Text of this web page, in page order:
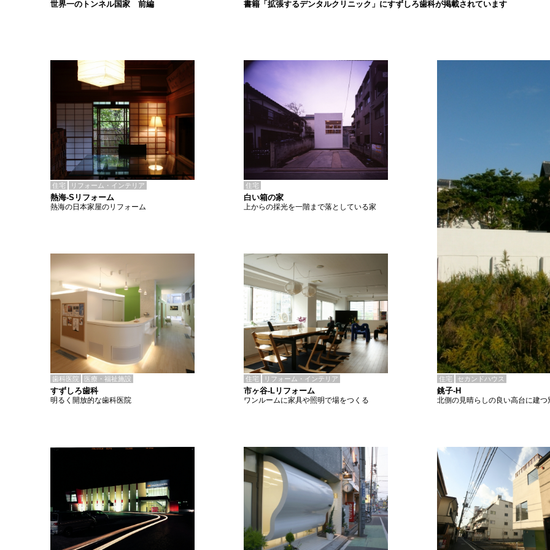
書籍「拡張するデンタルクリニック」にすずしろ歯科が掲載されています
世界一のトンネル国家 前編
住宅 リフォーム・インテリア
熱海-Sリフォーム
熱海の日本家屋のリフォーム
住宅
白い箱の家
上からの採光を一階まで落としている家
歯科医院 医療・福祉施設
すずしろ歯科
明るく開放的な歯科医院
住宅 リフォーム・インテリア
市ヶ谷-Lリフォーム
ワンルームに家具や照明で場をつくる
住宅 セカンドハウス
銚子-H
北側の見晴らしの良い高台に建つ